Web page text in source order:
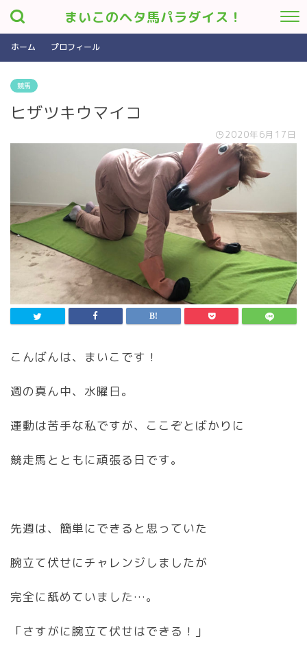
まいこのヘタ馬パラダイス！
ホーム プロフィール
競馬
ヒザツキウマイコ
2020年6月17日
こんばんは、まいこです！
週の真ん中、水曜日。
運動は苦手な私ですが、ここぞとばかりに
競走馬とともに頑張る日です。
先週は、簡単にできると思っていた
腕立て伏せにチャレンジしましたが
完全に舐めていました…。
「さすがに腕立て伏せはできる！」